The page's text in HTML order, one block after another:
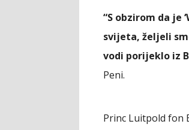
“S obzirom da je
svijeta, željeli
vodi porijeklo iz
Peni.
Princ Luitpold fon